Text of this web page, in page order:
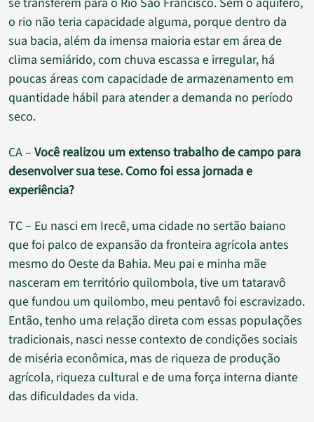
o rio não teria capacidade alguma, porque dentro da
sua bacia, além da imensa maioria estar em área de
clima semiárido, com chuva escassa e irregular, há
poucas áreas com capacidade de armazenamento em
quantidade hábil para atender a demanda no período
seco.
CA – Você realizou um extenso trabalho de campo para
desenvolver sua tese. Como foi essa jornada e
experiência?
TC – Eu nasci em Irecê, uma cidade no sertão baiano
que foi palco de expansão da fronteira agrícola antes
mesmo do Oeste da Bahia. Meu pai e minha mãe
nasceram em território quilombola, tive um tataravô
que fundou um quilombo, meu pentavô foi escravizado.
Então, tenho uma relação direta com essas populações
tradicionais, nasci nesse contexto de condições sociais
de miséria econômica, mas de riqueza de produção
agrícola, riqueza cultural e de uma força interna diante
das dificuldades da vida.